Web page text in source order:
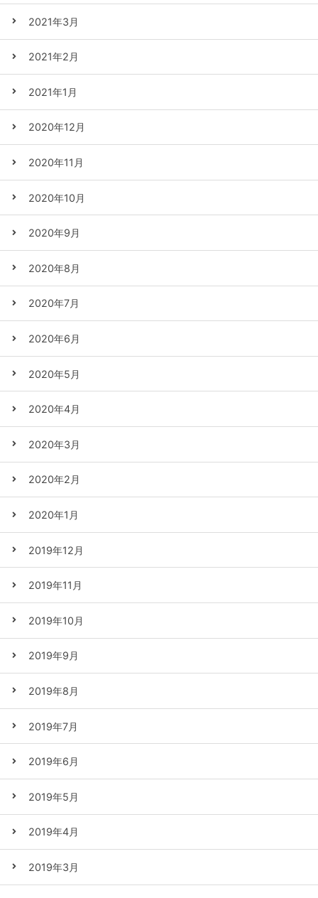
2021年3月
2021年2月
2021年1月
2020年12月
2020年11月
2020年10月
2020年9月
2020年8月
2020年7月
2020年6月
2020年5月
2020年4月
2020年3月
2020年2月
2020年1月
2019年12月
2019年11月
2019年10月
2019年9月
2019年8月
2019年7月
2019年6月
2019年5月
2019年4月
2019年3月